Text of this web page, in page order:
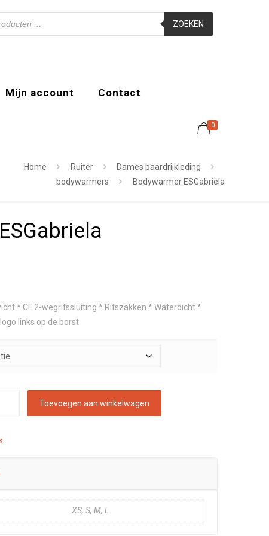
Mijn account Contact
ZOEKEN
0
Home Ruiter
Dames paardrijkleding
bodywarmers
Bodywarmer ESGabriela
* CF 2-wegritssluiting * Ritszakken * Waterdicht *
links op de borst
Toevoegen aan winkelwagen
XS, S, M, L